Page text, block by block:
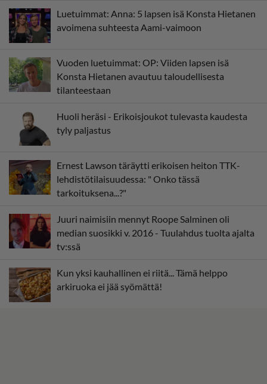
Luetuimmat: Anna: 5 lapsen isä Konsta Hietanen
avoimena suhteesta Aami-vaimoon
Vuoden luetuimmat: OP: Viiden lapsen isä
Konsta Hietanen avautuu taloudellisesta
tilanteestaan
Huoli heräsi - Erikoisjoukot tulevasta kaudesta
tyly paljastus
Ernest Lawson täräytti erikoisen heiton TTK-
lehdistötilaisuudessa: " Onko tässä
tarkoituksena...?"
Juuri naimisiin mennyt Roope Salminen oli
median suosikki v. 2016 - Tuulahdus tuolta ajalta
tv:ssä
Kun yksi kauhallinen ei riitä... Tämä helppo
arkiruoka ei jää syömättä!